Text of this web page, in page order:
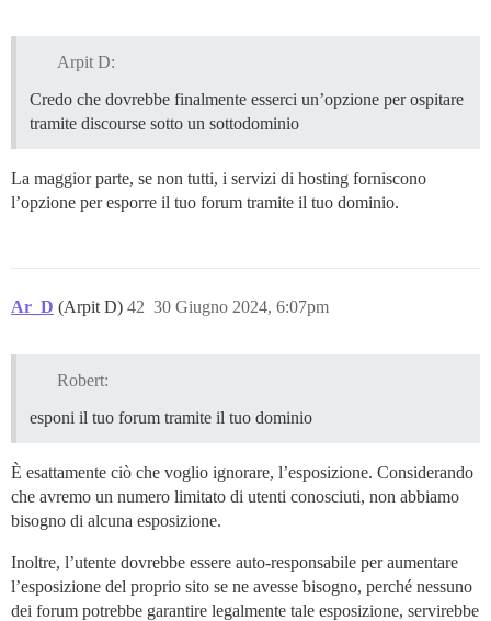
Arpit D:
Credo che dovrebbe finalmente esserci un’opzione per ospitare
tramite discourse sotto un sottodominio
La maggior parte, se non tutti, i servizi di hosting forniscono
l’opzione per esporre il tuo forum tramite il tuo dominio.
Ar_D (Arpit D) 30 Giugno 2024, 6:07pm
42
Robert:
esponi il tuo forum tramite il tuo dominio
È esattamente ciò che voglio ignorare, l’esposizione. Considerando
che avremo un numero limitato di utenti conosciuti, non abbiamo
bisogno di alcuna esposizione.
Inoltre, l’utente dovrebbe essere auto-responsabile per aumentare
l’esposizione del proprio sito se ne avesse bisogno, perché nessuno
dei forum potrebbe garantire legalmente tale esposizione, servirebbe